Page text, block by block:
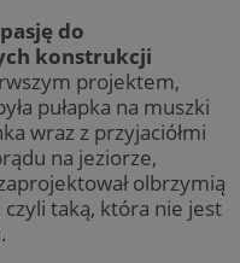
do
konstrukcji
projektem,
pułapka na muszki
wraz z przyjaciółmi
na jeziorze,
olbrzymią
taką, która nie jest